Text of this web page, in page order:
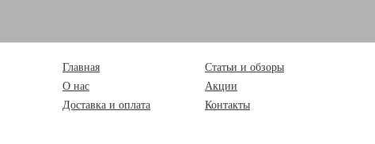
Главная
О нас
Доставка и оплата
Статьи и обзоры
Акции
Контакты